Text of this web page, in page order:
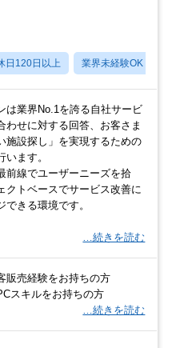
日120日以上 業界未経験OK
は業界No.1を誇る自社サービ
わせに対する回答、お客さま
施設探し」を実現するための
います。
前線でユーザーニーズを拾
クトベースでサービス改善に
できる環境です。
…続きを読む
販売経験をお持ちの方
スキルをお持ちの方
…続きを読む